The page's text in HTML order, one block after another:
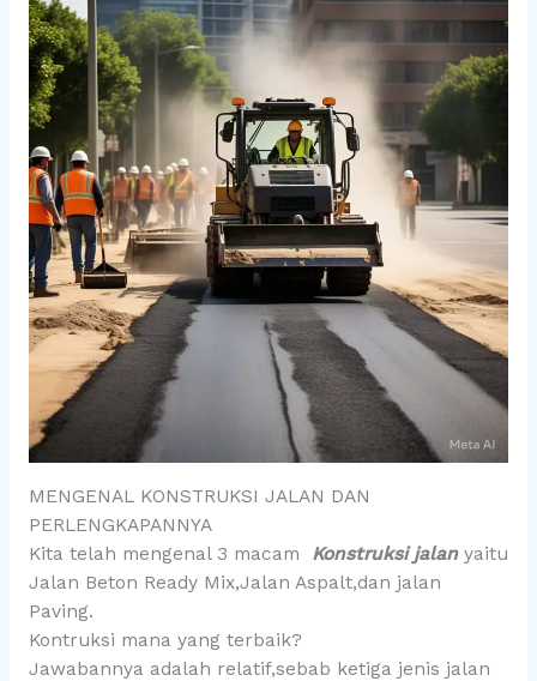
MENGENAL KONSTRUKSI JALAN DAN
PERLENGKAPANNYA
Kita telah mengenal 3 macam Konstruksi jalanyaitu
Jalan Beton Ready Mix,Jalan Aspalt,dan jalan
Paving.
Kontruksi mana yang terbaik?
Jawabannya adalah relatif,sebab ketiga jenis jalan